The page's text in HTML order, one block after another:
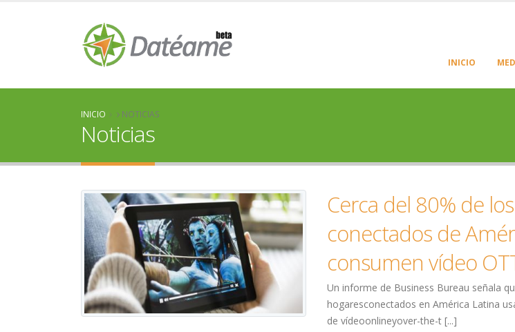
INICIO
INICIO NOTICIAS
Noticias
Cerca del 80% de
conectados de
consumen vídeo
Un informe de Business Bureau señala
hogaresconectados en América Latina
de vídeoonlineyover-the-t [...]